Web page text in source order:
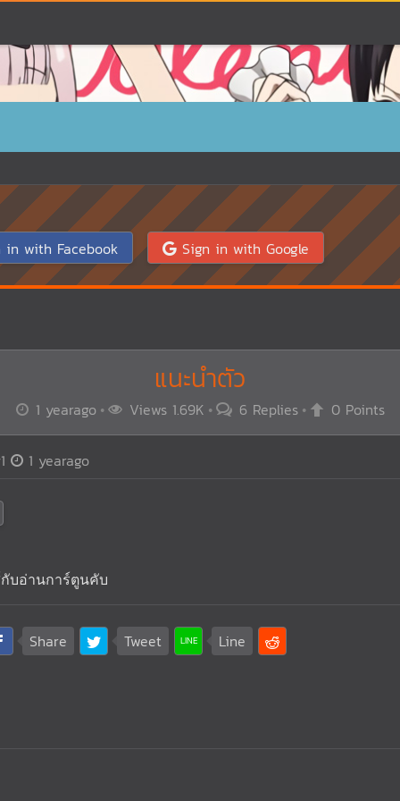
with Facebook Sign in with Google
แนะนำตัว
1 yearago Views 1.69K 6 Replies 0 Points
1 yearago
กับอ่านการ์ตูนคับ
Share Tweet Line